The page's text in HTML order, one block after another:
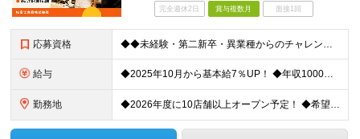
完全週休2日 賞与複数月 面接1回
応募資格 ◆◆未経験・第二新卒・異業種からのチャレンジ大歓迎！◆◆ ●学歴・経験は一切不問です！ 製造業や銀行員、タクシー運転手など、 先輩たちの前職は本当にバラバラ。 特別なスキルよりも「人柄」や「相手を
給与 ◆2025年10月から基本給7％UP！ ◆年収1000万円も可能 ◆賞与年2回支給（平均支給額3.3カ月分） 【店舗スタッフの方は…】 月給26万7,500円～＋賞与＋各種手当 【何かしらの店長経
勤務地 ◆2026年度に10店舗以上オープン予定！ ◆希望考慮・自宅から通勤可能な範囲で決定 ◆バイク・車通勤もOK 東京・埼玉・千葉・神奈川・群馬・大阪・兵庫・愛知にある、各ブランド店舗への配属となります